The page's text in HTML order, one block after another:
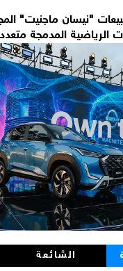
"نيسان ماجنيت"
الرياضية المدمجة
الشائعة